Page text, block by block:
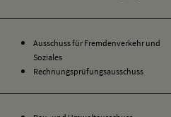
Ausschuss für Fremdenverkehr und
Soziales
Rechnungsprüfungsausschuss